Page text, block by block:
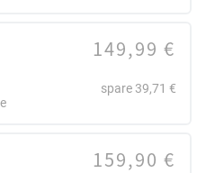
149,99 €
spare 39,71 €
159,90 €